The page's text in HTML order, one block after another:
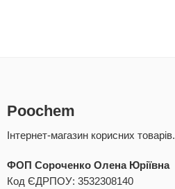
Poochem
Інтернет-магазин корисних товарів.
ФОП Сороченко Олена Юріївна
Код ЄДРПОУ: 3532308140